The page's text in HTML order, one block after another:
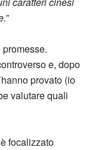
”
e, dopo
provato (io
valutare quali
focalizzato